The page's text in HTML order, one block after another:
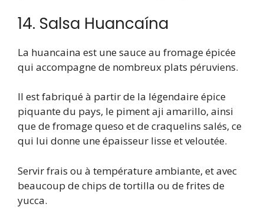
14. Salsa Huancaína
La huancaina est une sauce au fromage épicée
qui accompagne de nombreux plats péruviens.
Il est fabriqué à partir de la légendaire épice
piquante du pays, le piment aji amarillo, ainsi
que de fromage queso et de craquelins salés, ce
qui lui donne une épaisseur lisse et veloutée.
Servir frais ou à température ambiante, et avec
beaucoup de chips de tortilla ou de frites de
yucca.